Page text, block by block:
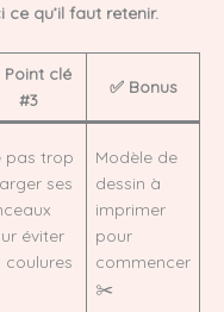
qu’il faut retenir.
Point clé
#3
✅ Bonus
pas trop
ses
éviter
coulures
Modèle de
dessin à
imprimer
pour
commencer
✂️